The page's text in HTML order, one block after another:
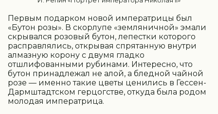
Первым подарком новой императрицы был
«Бутон розы». В скорлупе «земляничной» эмали
скрывался розовый бутон, лепестки которого
расправлялись, открывая спрятанную внутри
алмазную корону с двумя гладко
отшлифованными рубинами. Интересно, что
бутон принадлежал не алой, а бледной чайной
розе — именно такие цветы ценились в Гессен-
Дармштадтском герцогстве, откуда была родом
молодая императрица.